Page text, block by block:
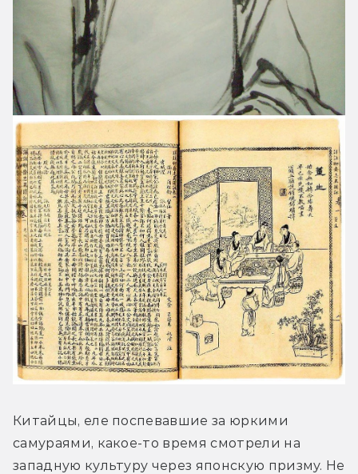
Китайцы, еле поспевавшие за юркими
самураями, какое-то время смотрели на
западную культуру через японскую призму. Не